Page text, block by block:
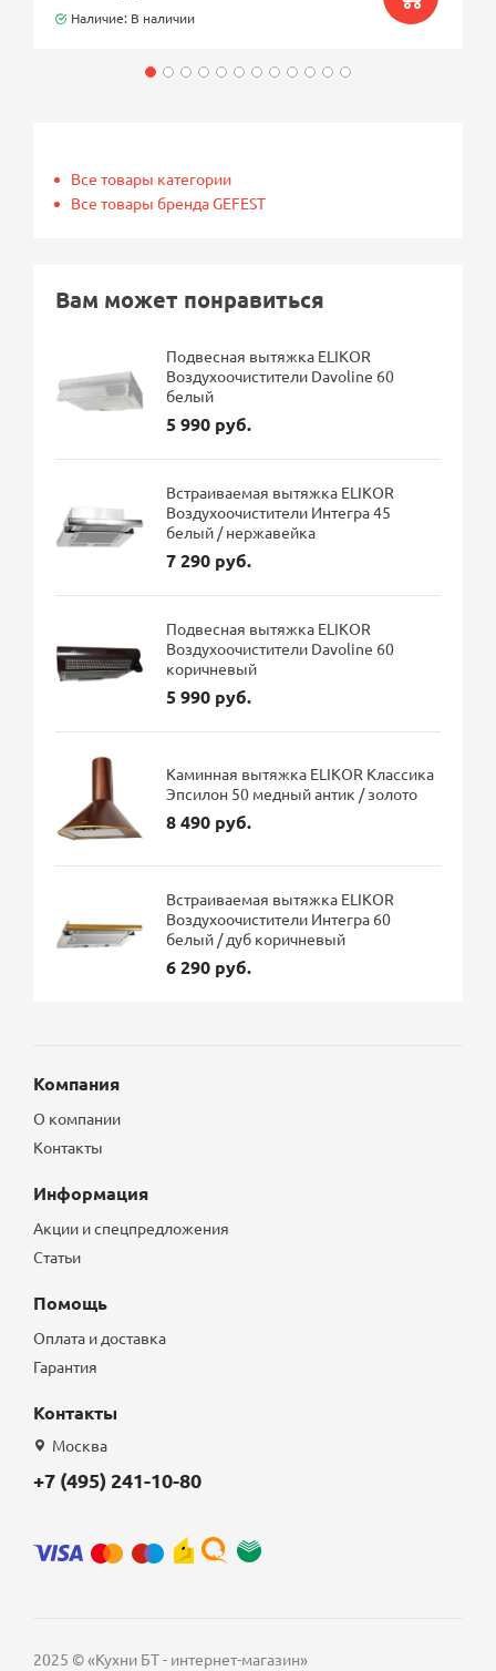
Наличие: В наличии
Все товары категории
Все товары бренда GEFEST
Вам может понравиться
Подвесная вытяжка ELIKOR
Воздухоочистители Davoline 60
белый
5 990 руб.
Встраиваемая вытяжка ELIKOR
Воздухоочистители Интегра 45
белый / нержавейка
7 290 руб.
Подвесная вытяжка ELIKOR
Воздухоочистители Davoline 60
коричневый
5 990 руб.
Каминная вытяжка ELIKOR Классика
Эпсилон 50 медный антик / золото
8 490 руб.
Встраиваемая вытяжка ELIKOR
Воздухоочистители Интегра 60
белый / дуб коричневый
6 290 руб.
Компания
О компании
Контакты
Информация
Акции и спецпредложения
Статьи
Помощь
Оплата и доставка
Гарантия
Контакты
Москва
+7 (495) 241-10-80
2025 © «Кухни БТ - интернет-магазин»